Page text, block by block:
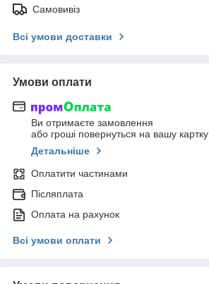
Самовивіз
Всі умови доставки
Умови оплати
Ви отримаєте замовлення
або гроші повернуться на вашу картку
Детальніше
Оплатити частинами
Післяплата
Оплата на рахунок
Всі умови оплати